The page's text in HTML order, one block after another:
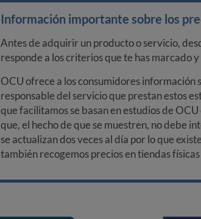
Información importante sobre los
Antes de adquirir un producto o servicio,
responde a los criterios que te has marcado
OCU ofrece a los consumidores información
responsable del servicio que prestan estos
que facilitamos se basan en estudios de
que, el hecho de que se muestren, no debe
se actualizan dos veces al día por lo que
también recogemos precios en tiendas